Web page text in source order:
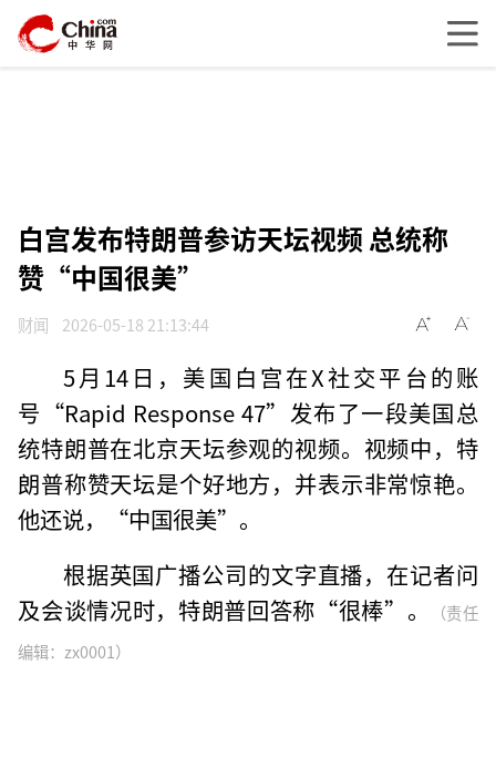
白宫发布特朗普参访天坛视频 总统称
赞“中国很美”
财闻 2026-05-18 21:13:44
5月14日，美国白宫在X社交平台的账
号“Rapid Response 47”发布了一段美国总
统特朗普在北京天坛参观的视频。视频中，特
朗普称赞天坛是个好地方，并表示非常惊艳。
他还说，“中国很美”。
根据英国广播公司的文字直播，在记者问
及会谈情况时，特朗普回答称“很棒”。
（责任
编辑：zx0001）